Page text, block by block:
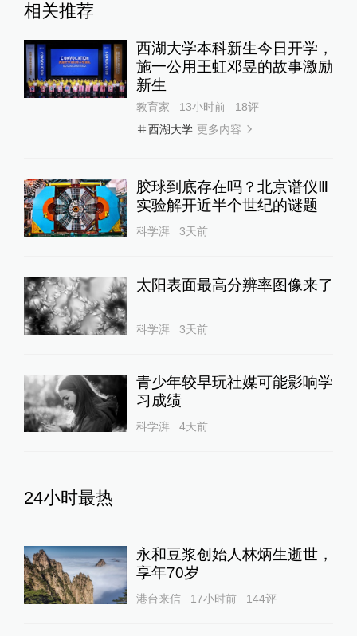
相关推荐
西湖大学本科新生今日开学，
施一公用王虹邓昱的故事激励
新生
教育家 13小时前 18评
西湖大学 更多内容
胶球到底存在吗？北京谱仪Ⅲ
实验解开近半个世纪的谜题
科学湃 3天前
太阳表面最高分辨率图像来了
科学湃 3天前
青少年较早玩社媒可能影响学
习成绩
科学湃 4天前
24小时最热
永和豆浆创始人林炳生逝世，
享年70岁
港台来信 17小时前 144评